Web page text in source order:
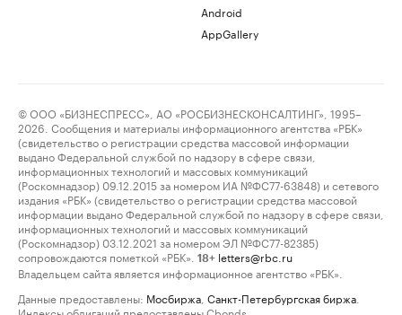
Android
AppGallery
© ООО «БИЗНЕСПРЕСС», АО «РОСБИЗНЕСКОНСАЛТИНГ», 1995–
2026. Сообщения и материалы информационного агентства «РБК»
(свидетельство о регистрации средства массовой информации
выдано Федеральной службой по надзору в сфере связи,
информационных технологий и массовых коммуникаций
(Роскомнадзор) 09.12.2015 за номером ИА №ФС77-63848) и сетевого
издания «РБК» (свидетельство о регистрации средства массовой
информации выдано Федеральной службой по надзору в сфере связи,
информационных технологий и массовых коммуникаций
(Роскомнадзор) 03.12.2021 за номером ЭЛ №ФС77-82385)
сопровождаются пометкой «РБК».
18+ letters@rbc.ru
Владельцем сайта является информационное агентство «РБК».
Данные предоставлены: Мосбиржа Санкт-Петербургская биржа